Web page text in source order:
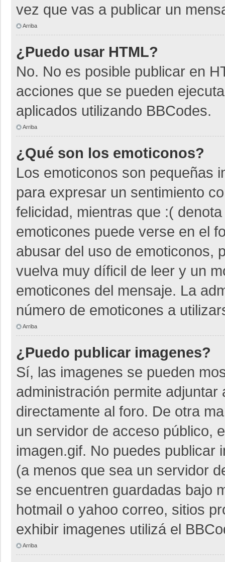
vez que vas a publicar un
Arriba
¿Puedo usar HTML?
No. No es posible publicar en
acciones que se pueden
aplicados utilizando BBCodes.
Arriba
¿Qué son los emoticonos?
Los emoticonos son pequeñas
para expresar un sentimiento
felicidad, mientras que :(
emoticones puede verse en el
abusar del uso de emoticonos,
vuelva muy díficil de leer y un
emoticones del mensaje. La
número de emoticones a
Arriba
¿Puedo publicar imagenes?
Sí, las imagenes se pueden
administración permite
directamente al foro. De otra
un servidor de acceso público,
imagen.gif. No puedes publicar
(a menos que sea un servidor
se encuentren guardadas bajo
hotmail o yahoo correo, sitios
exhibir imagenes utilizá el
Arriba